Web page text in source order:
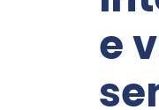
e